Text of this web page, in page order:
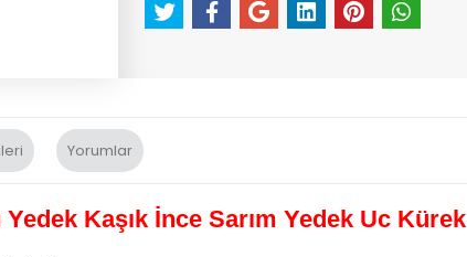
Yorumlar
Kaşık İnce Sarım Yedek Uc Kürek